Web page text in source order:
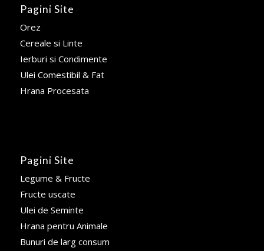
Pagini Site
Orez
Cereale si Linte
Ierburi si Condimente
Ulei Comestibil & Fat
Hrana Procesata
Pagini Site
Legume & Fructe
Fructe uscate
Ulei de Seminte
Hrana pentru Animale
Bunuri de larg consum